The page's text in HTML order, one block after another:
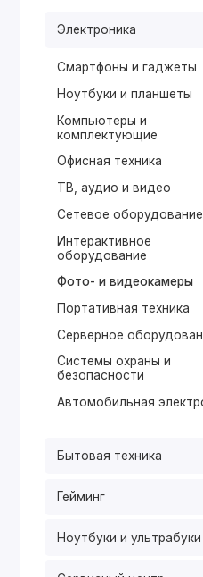
Электроника
Смартфоны и гаджеты
Ноутбуки и планшеты
Компьютеры и
комплектующие
Офисная техника
ТВ, аудио и видео
Сетевое оборудование
Интерактивное
оборудование
Фото- и видеокамеры
Портативная техника
Серверное
Системы охраны и
безопасности
Автомобильная
Бытовая техника
Гейминг
Ноутбуки и ультрабуки